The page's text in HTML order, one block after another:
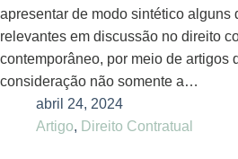
apresentar de modo sintético alguns
relevantes em discussão no direito
contemporâneo, por meio de artigos
consideração não somente a…
abril 24, 2024
Artigo, Direito Contratual